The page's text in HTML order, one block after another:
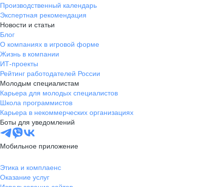
Производственный календарь
Экспертная рекомендация
Новости и статьи
Блог
О компаниях в игровой форме
Жизнь в компании
ИТ-проекты
Рейтинг работодателей России
Молодым специалистам
Карьера для молодых специалистов
Школа программистов
Карьера в некоммерческих организациях
Боты для уведомлений
Мобильное приложение
Этика и комплаенс
Оказание услуг